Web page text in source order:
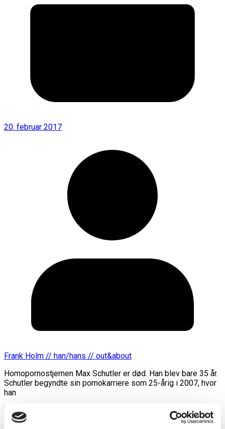
20. februar 2017
Frank Holm // han/hans // out&about
Homopornostjernen Max Schutler er død. Han blev bare 35 år.
Schutler begyndte sin pornokarriere som 25-årig i 2007, hvor
han
Læs mere